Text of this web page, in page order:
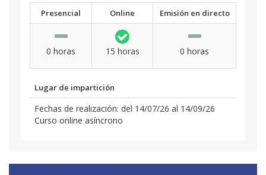
Presencial Online Emisión en directo
0 horas 15 horas 0 horas
Lugar de impartición
Fechas de realización: del 14/07/26 al 14/09/26
Curso online asíncrono